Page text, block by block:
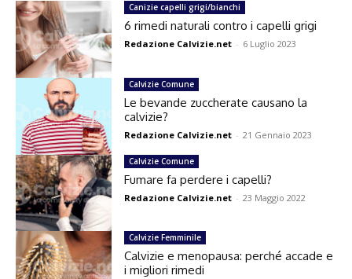
Canizie capelli grigi/bianchi
6 rimedi naturali contro i capelli grigi
Redazione Calvizie.net - 6 Luglio 2023
Calvizie Comune
Le bevande zuccherate causano la
calvizie?
Redazione Calvizie.net - 21 Gennaio 2023
Calvizie Comune
Fumare fa perdere i capelli?
Redazione Calvizie.net - 23 Maggio 2022
Calvizie Femminile
Calvizie e menopausa: perché accade e
i migliori rimedi